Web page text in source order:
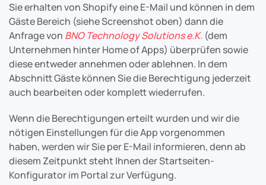
Sie erhalten von Shopify eine E-Mail und können in dem
Gäste Bereich (siehe Screenshot oben) dann die
Anfrage von BNO Technology Solutions e.K. (dem
Unternehmen hinter Home of Apps) überprüfen sowie
diese entweder annehmen oder ablehnen. In dem
Abschnitt Gäste können Sie die Berechtigung jederzeit
auch bearbeiten oder komplett wiederrufen.
Wenn die Berechtigungen erteilt wurden und wir die
nötigen Einstellungen für die App vorgenommen
haben, werden wir Sie per E-Mail informieren, denn ab
diesem Zeitpunkt steht Ihnen der Startseiten-
Konfigurator im Portal zur Verfügung.